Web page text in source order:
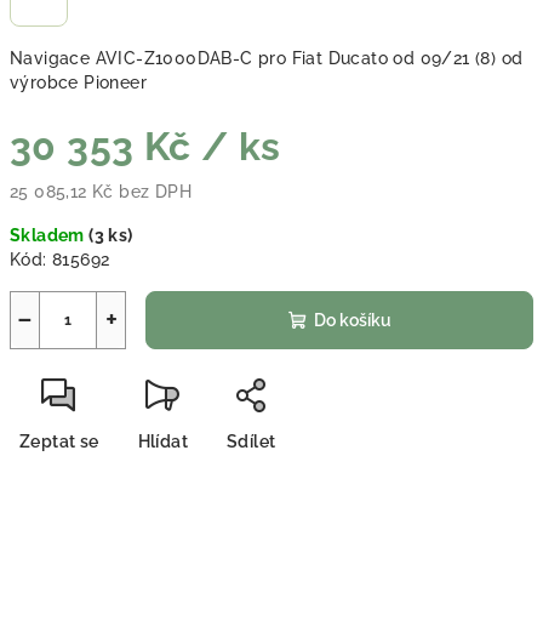
Navigace AVIC-Z1000DAB-C pro Fiat Ducato od 09/21 (8) od
výrobce Pioneer
30 353 Kč / ks
25 085,12 Kč bez DPH
Skladem(3 ks)
Kód: 815692
+
− Do košíku
Zeptat se Hlídat Sdílet